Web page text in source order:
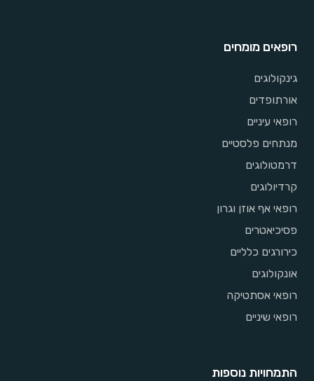
רופאים מומחים
גינקולוגים
אורתופדים
רופאי עיניים
מנתחים פלסטיים
דרמטולוגים
קרדיולוגים
רופאי אף אוזן וגרון
פסיכיאטרים
כירורגים כלליים
אונקולוגים
רופאי אסתטיקה
רופאי שיניים
התמחויות נוספות